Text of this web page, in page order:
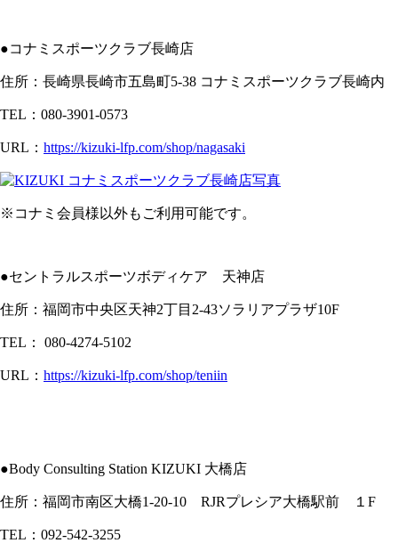
●コナミスポーツクラブ長崎店
住所：長崎県長崎市五島町5-38 コナミスポーツクラブ長崎内
TEL：080-3901-0573
URL： https://kizuki-lfp.com/shop/nagasaki
※コナミ会員様以外もご利用可能です。
●セントラルスポーツボディケア 天神店
住所：福岡市中央区天神2丁目2-43ソラリアプラザ10F
TEL： 080-4274-5102
URL： https://kizuki-lfp.com/shop/teniin
●Body Consulting Station KIZUKI 大橋店
住所：福岡市南区大橋1-20-10 RJRプレシア大橋駅前 １F
TEL：092-542-3255